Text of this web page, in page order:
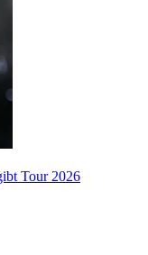
Tour 2026